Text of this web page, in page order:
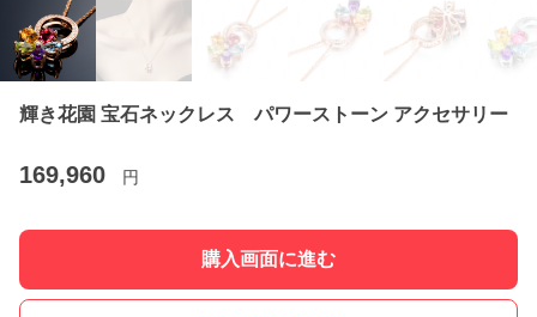
輝き花園 宝石ネックレス パワーストーン アクセサリー
169,960 円
購入画面に進む